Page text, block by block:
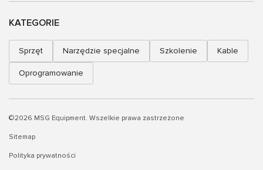
KATEGORIE
Sprzęt Narzędzie specjalne Szkolenie Kable
Oprogramowanie
©2026 MSG Equipment. Wszelkie prawa zastrzeżone
Sitemap
Polityka prywatności